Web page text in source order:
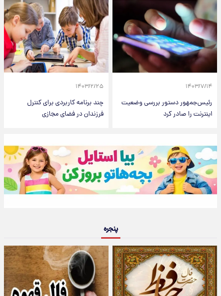
۱۴۰۳/۷/۱۴
رئیس‌جمهور دستور بررسی وضعیت
اینترنت را صادر کرد
۱۴۰۳/۲/۲۵
چند برنامه کاربردی برای کنترل
فرزندان در فضای مجازی
پنجره